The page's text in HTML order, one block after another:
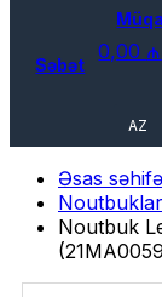
0,00 ₼
Səbət
AZ
Əsas səhifə
Noutbuklar
Noutbuk